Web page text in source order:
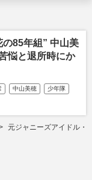
85年組” 中山美
悩と退所時にか
中山美穂 少年隊
元ジャニーズアイドル・